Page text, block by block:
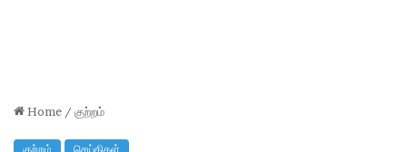
Home / குற்றம்
குற்றம் செய்திகள்